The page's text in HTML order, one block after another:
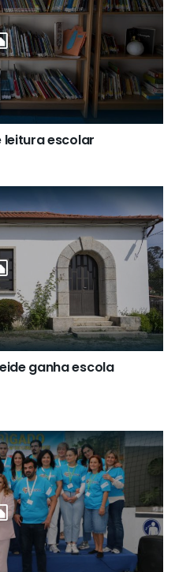
escolar
ganha escola